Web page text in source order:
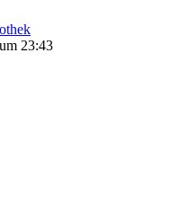
23:43